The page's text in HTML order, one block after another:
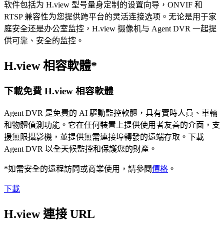
软件包括为 H.view 型号量身定制的设置向导，ONVIF 和
RTSP 兼容性为您提供跨平台的灵活连接选项。无论是用于家
庭安全还是办公室监控，H.view 摄像机与 Agent DVR 一起提
供可靠、安全的监控。
H.view 相容軟體*
下載免費 H.view 相容軟體
Agent DVR 是免費的 AI 驅動監控軟體，具有實時人員、車輛
和物體偵測功能。它在任何裝置上提供使用者友善的介面，支
援無限攝影機，並提供無需連接埠轉發的遠端存取。下載
Agent DVR 以全天候監控和保護您的財產。
*如需安全的遠程訪問或商業使用，請參閱價格 。
下載
H.view 連接 URL